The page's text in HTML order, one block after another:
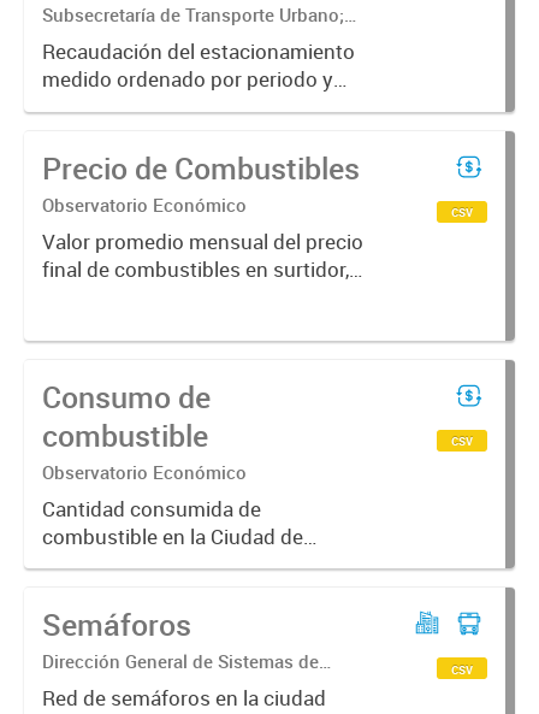
Subsecretaría de Transporte Urbano;
Secretaría de Movilidad Urbana y
Seguridad ciudadana; Dirección General
de Transporte Urbano; Dirección de
Estacionamiento...
Recaudación del estacionamiento
medido ordenado por periodo y
categoría de recaudador
Precio de Combustibles
Observatorio Económico
Valor promedio mensual del precio
final de combustibles en surtidor,
csv
Consumo de
combustible
Observatorio Económico
Cantidad consumida de
combustible en la Ciudad de
Corrientes, en metros cúbicos,
expendio.
csv
Semáforos
Dirección General de Sistemas de
Información Geográfica
Red de semáforos en la ciudad
csv